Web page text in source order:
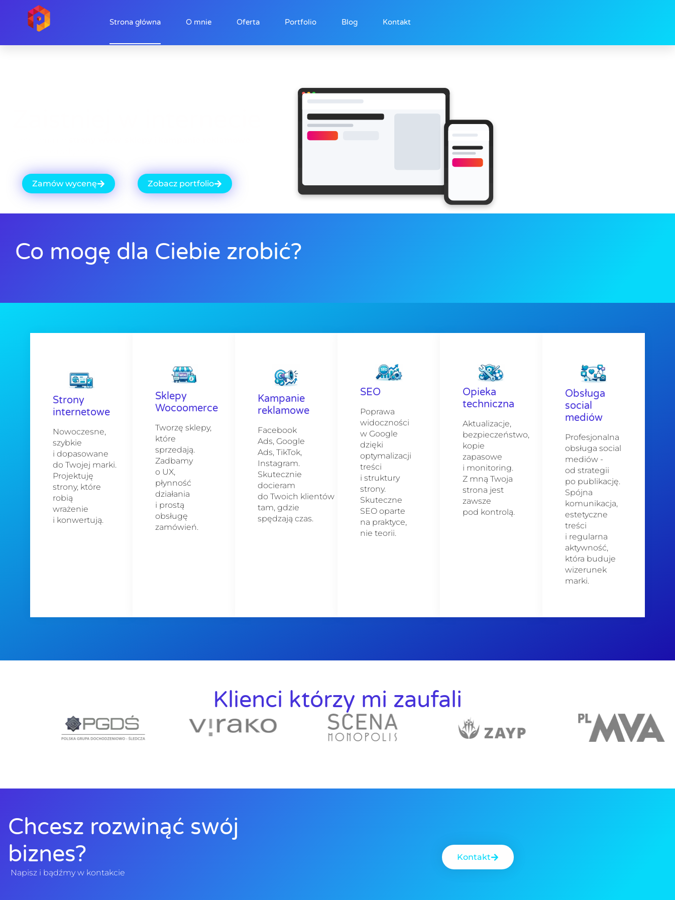
Strona główna O mnie Oferta Portfolio Blog Kontakt
Zamów wycenę Zobacz portfolio
Co mogę dla Ciebie zrobić?
Strony
internetowe
Nowoczesne,
szybkie
i dopasowane
do Twojej marki.
Projektuję
strony, które
robią
wrażenie
i konwertują.
Sklepy
Wocoomerce
Tworzę sklepy,
które
sprzedają.
Zadbamy
o UX,
płynność
działania
i prostą
obsługę
zamówień.
Kampanie
reklamowe
Facebook
Ads, Google
Ads, TikTok,
Instagram.
Skutecznie
docieram
do Twoich klientów
tam, gdzie
spędzają czas.
SEO
Poprawa
widoczności
w Google
dzięki
optymalizacji
treści
i struktury
strony.
Skuteczne
SEO oparte
na praktyce,
nie teorii.
Opieka
techniczna
Aktualizacje,
bezpieczeństwo,
kopie
zapasowe
i monitoring.
Z mną Twoja
strona jest
zawsze
pod kontrolą.
Obsługa
social
mediów
Profesjonalna
obsługa social
mediów -
od strategii
po publikację.
Spójna
komunikacja,
estetyczne
treści
i regularna
aktywność,
która buduje
wizerunek
marki.
Klienci którzy mi zaufali
Chcesz rozwinąć swój
biznes?
Napisz i bądźmy w kontakcie
Kontakt